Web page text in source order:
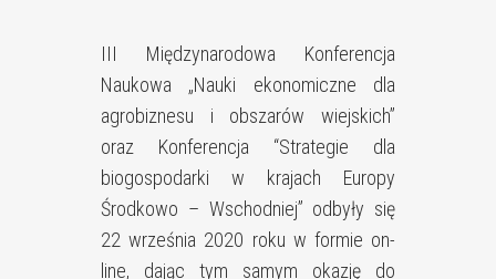
III Międzynarodowa Konferencja
Naukowa „Nauki ekonomiczne dla
agrobiznesu i obszarów wiejskich”
oraz Konferencja “Strategie dla
biogospodarki w krajach Europy
Środkowo – Wschodniej” odbyły się
22 września 2020 roku w formie on-
line, dając tym samym okazję do